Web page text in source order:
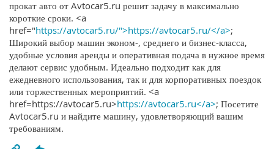
прокат авто от Avtocar5.ru решит задачу в максимально
короткие сроки. <a
href="https://avtocar5.ru/">https://avtocar5.ru/</a>;
Широкий выбор машин эконом-, среднего и бизнес-класса,
удобные условия аренды и оперативная подача в нужное время
делают сервис удобным. Идеально подходит как для
ежедневного использования, так и для корпоративных поездок
или торжественных мероприятий. <a
href=https://avtocar5.ru>https://avtocar5.ru</a>; Посетите
Avtocar5.ru и найдите машину, удовлетворяющий вашим
требованиям.